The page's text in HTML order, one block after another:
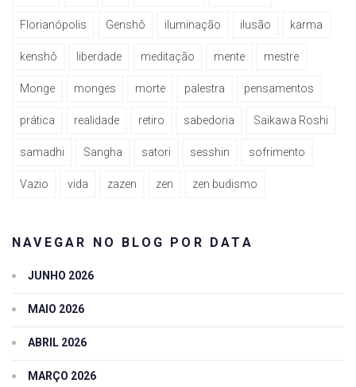
Florianópolis Genshô iluminação ilusão karma
kenshô liberdade meditação mente mestre
Monge monges morte palestra pensamentos
prática realidade retiro sabedoria Saikawa Roshi
samadhi Sangha satori sesshin sofrimento
Vazio vida zazen zen zen budismo
NAVEGAR NO BLOG POR DATA
JUNHO 2026
MAIO 2026
ABRIL 2026
MARÇO 2026